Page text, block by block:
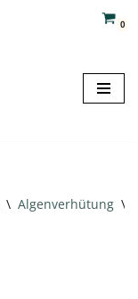
0
\ Algenverhütung \